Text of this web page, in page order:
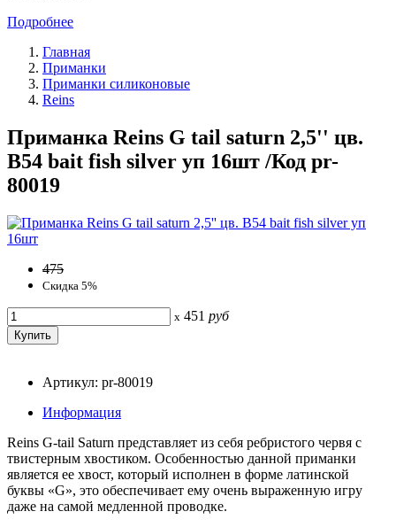
Подробнее
Главная
Приманки
Приманки силиконовые
Reins
Приманка Reins G tail saturn 2,5'' цв.
B54 bait fish silver уп 16шт /Код pr-
80019
475
Скидка 5%
x 451 руб
Артикул: pr-80019
Информация
Reins G-tail Saturn представляет из себя ребристого червя с
твистерным хвостиком. Особенностью данной приманки
является ее хвост, который исполнен в форме латинской
буквы «G», это обеспечивает ему очень выраженную игру
даже на самой медленной проводке.